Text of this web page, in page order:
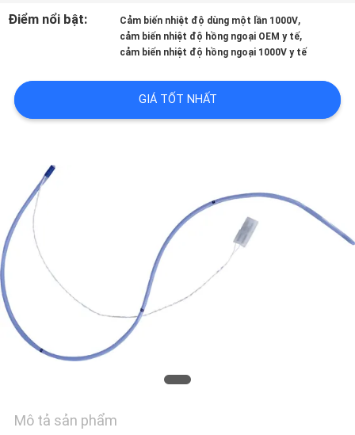
SOÁT
LIÊN
CHÚNG
TÔI
TIN
TỨC
YÊU
CẦU
GIÁ
Điểm nổi bật: Cảm biến nhiệt độ dùng một lần 1000V,
cảm biến nhiệt độ hồng ngoại OEM y tế,
cảm biến nhiệt độ hồng ngoại 1000V y tế
GIÁ TỐT NHẤT
Mô tả sản phẩm